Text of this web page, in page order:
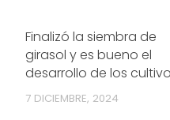
Finalizó la siembra de
girasol y es bueno el
desarrollo de los
7 DICIEMBRE, 2024